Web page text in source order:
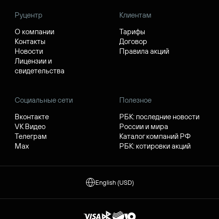
Руцентр
О компании
Контакты
Новости
Лицензии и
свидетельства
Клиентам
Тарифы
Договор
Правила акций
Социальные сети
Вконтакте
VK Видео
Телеграм
Max
Полезное
РБК: последние новости
России и мира
Каталог компаний РФ
РБК: котировки акций
English (USD)